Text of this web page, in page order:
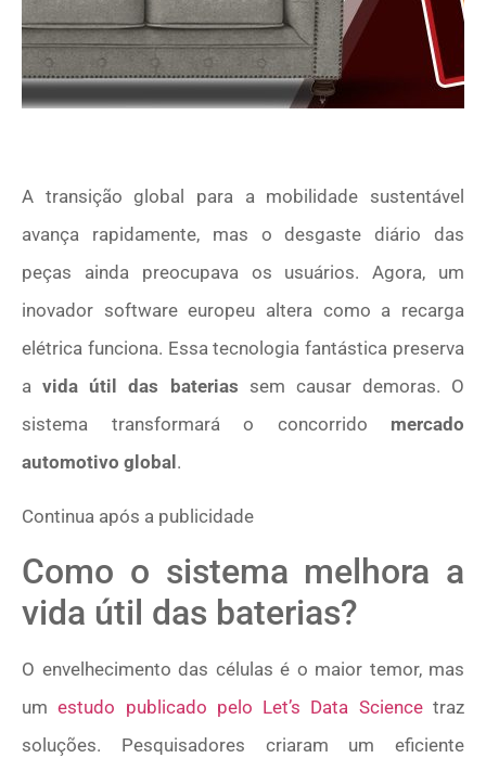
A transição global para a mobilidade sustentável
avança rapidamente, mas o desgaste diário das
peças ainda preocupava os usuários. Agora, um
inovador software europeu altera como a recarga
elétrica funciona. Essa tecnologia fantástica preserva
avida útil das baterias sem causar demoras. O
sistema transformará o concorrido mercado
automotivo global .
Continua após a publicidade
Como o sistema melhora a
vida útil das baterias?
O envelhecimento das células é o maior temor, mas
umestudo publicado pelo Let’s Data Sciencetraz
soluções. Pesquisadores criaram um eficiente